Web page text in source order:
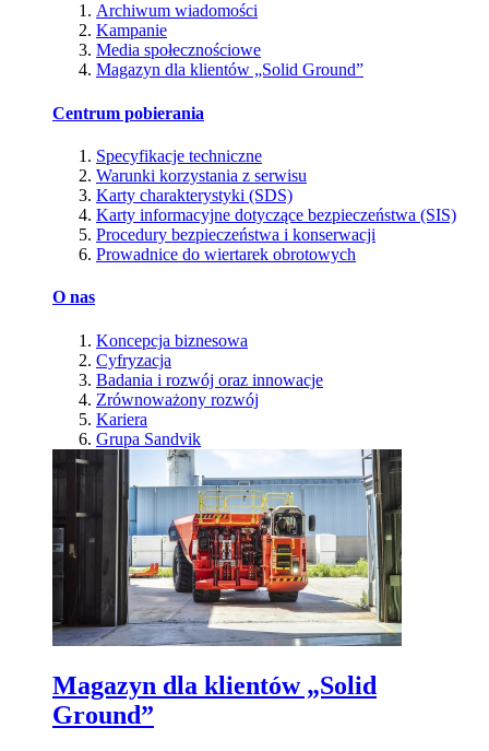
Archiwum wiadomości
Kampanie
Media społecznościowe
Magazyn dla klientów „Solid Ground”
Centrum pobierania
Specyfikacje techniczne
Warunki korzystania z serwisu
Karty charakterystyki (SDS)
Karty informacyjne dotyczące bezpieczeństwa (SIS)
Procedury bezpieczeństwa i konserwacji
Prowadnice do wiertarek obrotowych
O nas
Koncepcja biznesowa
Cyfryzacja
Badania i rozwój oraz innowacje
Zrównoważony rozwój
Kariera
Grupa Sandvik
Magazyn dla klientów „Solid
Ground”